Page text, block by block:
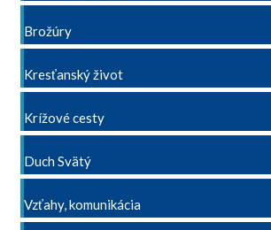
Brožúry
Kresťanský život
Krížové cesty
Duch Svätý
Vzťahy, komunikácia